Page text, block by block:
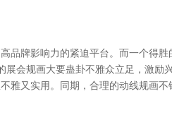
品牌影响力的紧迫平台。而一个得
会规画大要蛊卦不雅众立足，激
雅又实用。同期，合理的动线规画